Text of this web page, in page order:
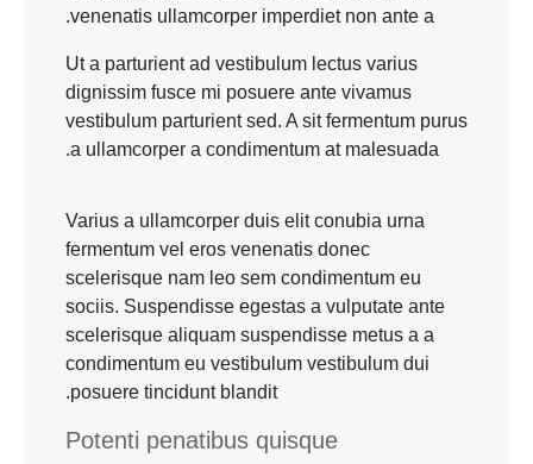
venenatis ullamcorper imperdiet non ante a.
Ut a parturient ad vestibulum lectus varius
dignissim fusce mi posuere ante vivamus
vestibulum parturient sed. A sit fermentum purus
a ullamcorper a condimentum at malesuada.
Varius a ullamcorper duis elit conubia urna
fermentum vel eros venenatis donec
scelerisque nam leo sem condimentum eu
sociis. Suspendisse egestas a vulputate ante
scelerisque aliquam suspendisse metus a a
condimentum eu vestibulum vestibulum dui
posuere tincidunt blandit.
Potenti penatibus quisque